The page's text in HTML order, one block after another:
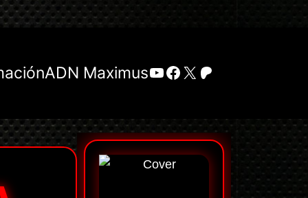
ADN MaximusYouTube
Facebook
X Patreon